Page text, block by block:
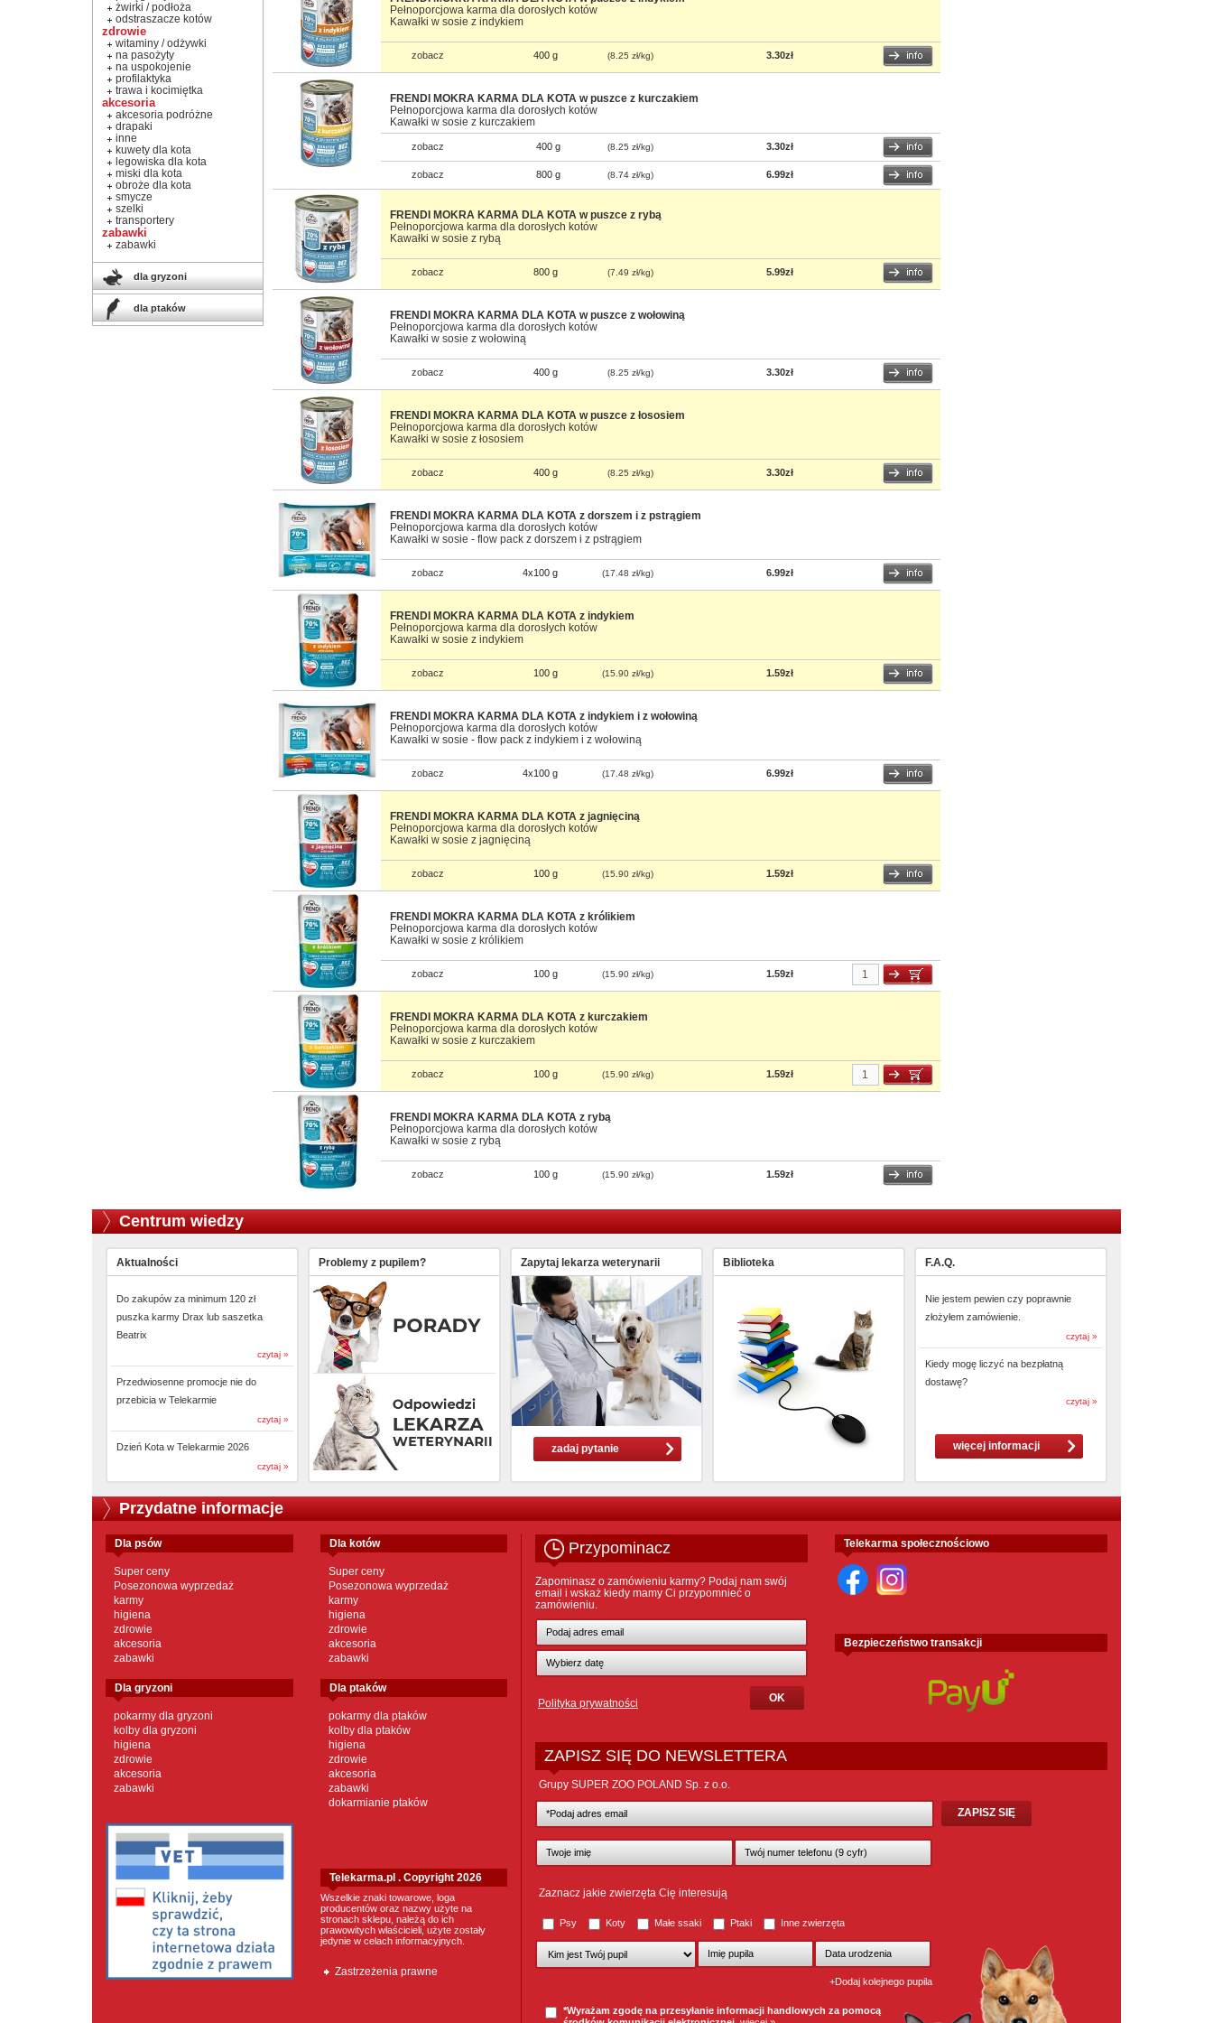
żwirki / podłoża
odstraszacze kotów
zdrowie
witaminy / odżywki
na pasożyty
na uspokojenie
profilaktyka
trawa i kocimiętka
akcesoria
akcesoria podróżne
drapaki
inne
kuwety dla kota
legowiska dla kota
miski dla kota
obroże dla kota
smycze
szelki
transportery
zabawki
zabawki
dla gryzoni
dla ptaków
Pełnoporcjowa karma dla dorosłych kotów
Kawałki w sosie z indykiem
zobacz 400 g (8.25 zł/kg) 3.30zł
FRENDI MOKRA KARMA DLA KOTA w puszce z kurczakiem
Pełnoporcjowa karma dla dorosłych kotów
Kawałki w sosie z kurczakiem
zobacz 400 g (8.25 zł/kg) 3.30zł
zobacz 800 g (8.74 zł/kg) 6.99zł
FRENDI MOKRA KARMA DLA KOTA w puszce z rybą
Pełnoporcjowa karma dla dorosłych kotów
Kawałki w sosie z rybą
zobacz 800 g (7.49 zł/kg) 5.99zł
FRENDI MOKRA KARMA DLA KOTA w puszce z wołowiną
Pełnoporcjowa karma dla dorosłych kotów
Kawałki w sosie z wołowiną
zobacz 400 g (8.25 zł/kg) 3.30zł
FRENDI MOKRA KARMA DLA KOTA w puszce z łososiem
Pełnoporcjowa karma dla dorosłych kotów
Kawałki w sosie z łososiem
zobacz 400 g (8.25 zł/kg) 3.30zł
FRENDI MOKRA KARMA DLA KOTA z dorszem i z pstrągiem
Pełnoporcjowa karma dla dorosłych kotów
Kawałki w sosie - flow pack z dorszem i z pstrągiem
zobacz 4x100 g (17.48 zł/kg) 6.99zł
FRENDI MOKRA KARMA DLA KOTA z indykiem
Pełnoporcjowa karma dla dorosłych kotów
Kawałki w sosie z indykiem
zobacz 100 g (15.90 zł/kg) 1.59zł
FRENDI MOKRA KARMA DLA KOTA z indykiem i z wołowiną
Pełnoporcjowa karma dla dorosłych kotów
Kawałki w sosie - flow pack z indykiem i z wołowiną
zobacz 4x100 g (17.48 zł/kg) 6.99zł
FRENDI MOKRA KARMA DLA KOTA z jagnięciną
Pełnoporcjowa karma dla dorosłych kotów
Kawałki w sosie z jagnięciną
zobacz 100 g (15.90 zł/kg) 1.59zł
FRENDI MOKRA KARMA DLA KOTA z królikiem
Pełnoporcjowa karma dla dorosłych kotów
Kawałki w sosie z królikiem
zobacz 100 g (15.90 zł/kg) 1.59zł
FRENDI MOKRA KARMA DLA KOTA z kurczakiem
Pełnoporcjowa karma dla dorosłych kotów
Kawałki w sosie z kurczakiem
zobacz 100 g (15.90 zł/kg) 1.59zł
FRENDI MOKRA KARMA DLA KOTA z rybą
Pełnoporcjowa karma dla dorosłych kotów
Kawałki w sosie z rybą
zobacz 100 g (15.90 zł/kg) 1.59zł
Centrum wiedzy
Aktualności
Do zakupów za minimum 120 zł
puszka karmy Drax lub saszetka
Beatrix
czytaj »
Przedwiosenne promocje nie do
przebicia w Telekarmie
czytaj »
Dzień Kota w Telekarmie 2026
czytaj »
Problemy z pupilem? Zapytaj lekarza weterynarii
zadaj pytanie
Biblioteka F.A.Q.
Nie jestem pewien czy poprawnie
złożyłem zamówienie.
czytaj »
Kiedy mogę liczyć na bezpłatną
dostawę?
czytaj »
więcej informacji
Przydatne informacje
dla psów
Super ceny
Posezonowa wyprzedaż
karmy
higiena
zdrowie
akcesoria
zabawki
dla kotów
Super ceny
Posezonowa wyprzedaż
karmy
higiena
zdrowie
akcesoria
zabawki
dla gryzoni
pokarmy dla gryzoni
kolby dla gryzoni
higiena
zdrowie
akcesoria
zabawki
dla ptaków
pokarmy dla ptaków
kolby dla ptaków
higiena
zdrowie
akcesoria
zabawki
dokarmianie ptaków
Telekarma.pl . Copyright 2026
Wszelkie znaki towarowe, loga
producentów oraz nazwy użyte na
stronach sklepu, należą do ich
prawowitych właścicieli, użyte zostały
jedynie w celach informacyjnych.
Zastrzeżenia prawne
Przypominacz
Zapominasz o zamówieniu karmy? Podaj nam swój
email i wskaż kiedy mamy Ci przypomnieć o
zamówieniu.
Polityka prywatności
Telekarma społecznościowo
Bezpieczeństwo transakcji
ZAPISZ SIĘ DO NEWSLETTERA
Grupy SUPER ZOO POLAND Sp. z o.o.
Zaznacz jakie zwierzęta Cię interesują
Psy Koty Małe ssaki Ptaki Inne zwierzęta
+Dodaj kolejnego pupila
*Wyrażam zgodę na przesyłanie informacji handlowych za pomocą